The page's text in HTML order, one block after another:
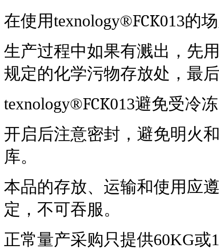
在使用texnology®FCK013的
生产过程中如果有溅出，先
规定的化学污物存放处，最
texnology®FCK013避免受冷
开启后注意密封，避免明火
库。
本品的存放、运输和使用应
定，不可吞服。
正常量产采购只提供60KG或